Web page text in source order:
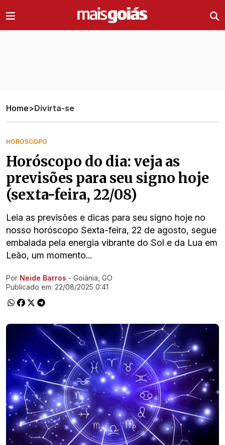
Home>Divirta-se
HORÓSCOPO
Horóscopo do dia: veja as
previsões para seu signo hoje
(sexta-feira, 22/08)
Leia as previsões e dicas para seu signo hoje no
nosso horóscopo Sexta-feira, 22 de agosto, segue
embalada pela energia vibrante do Sol e da Lua em
Leão, um momento...
Ir direto pra matéria
Por Neide Barros - Goiânia, GO
Publicado em: 22/08/2025 0:41